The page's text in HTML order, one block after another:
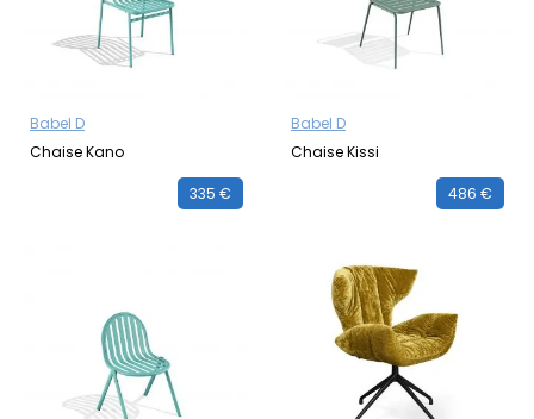
Babel D
Chaise Kano
335 €
Babel D
Chaise Kissi
486 €